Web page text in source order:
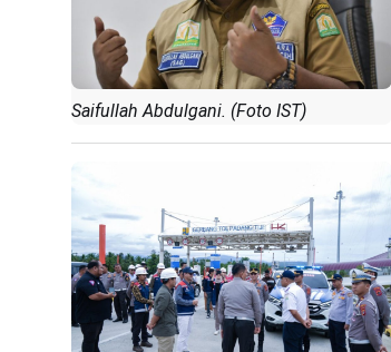
Saifullah Abdulgani. (Foto IST)